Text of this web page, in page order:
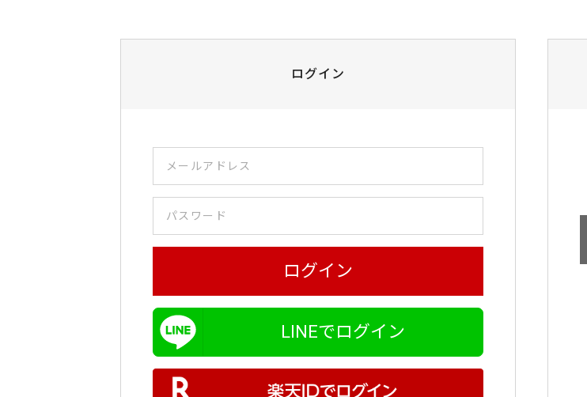
ログイン
ログイン
LINEでログイン